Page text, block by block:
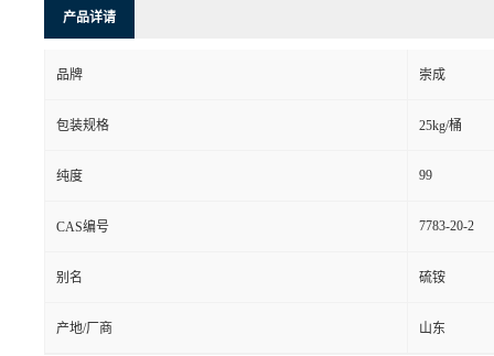
产品详请
品牌 崇成
包装规格 25kg/桶
纯度 99
CAS编号 7783-20-2
别名 硫铵
产地/厂商 山东